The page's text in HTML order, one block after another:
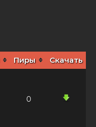
Пиры Скачать
0